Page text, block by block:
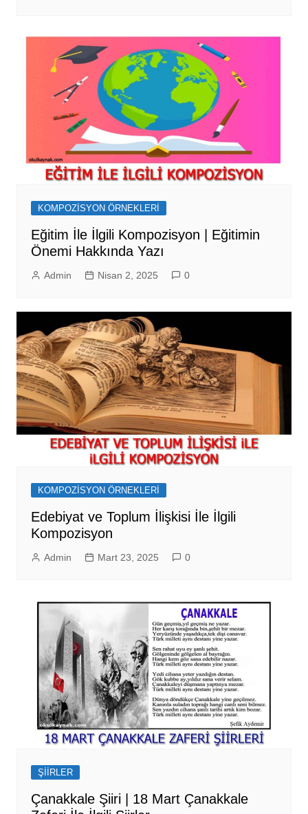
KOMPOZİSYON ÖRNEKLERİ
Eğitim İle İlgili Kompozisyon | Eğitimin
Önemi Hakkında Yazı
Admin Nisan 2, 2025 0
KOMPOZİSYON ÖRNEKLERİ
Edebiyat ve Toplum İlişkisi İle İlgili
Kompozisyon
Admin Mart 23, 2025 0
ŞİİRLER
Çanakkale Şiiri | 18 Mart Çanakkale